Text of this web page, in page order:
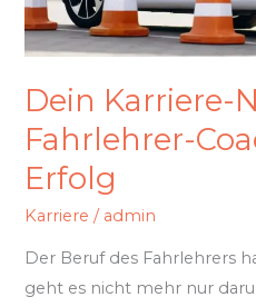
Dein Karriere-
Fahrlehrer-
Erfolg
Karriere / admin
Der Beruf des Fahrlehrers
geht es nicht mehr nur